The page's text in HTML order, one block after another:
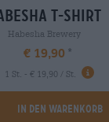
T-Shirt
Habesha Brewery
€ 19,90
1 St. - € 19,90 / St.
In den Warenkorb